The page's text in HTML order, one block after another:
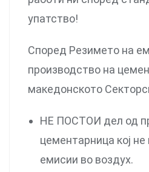
упатство!
Според Резимето на
производство на
македонското
НЕ ПОСТОИ дел од
цементарница кој
емисии во воздух.